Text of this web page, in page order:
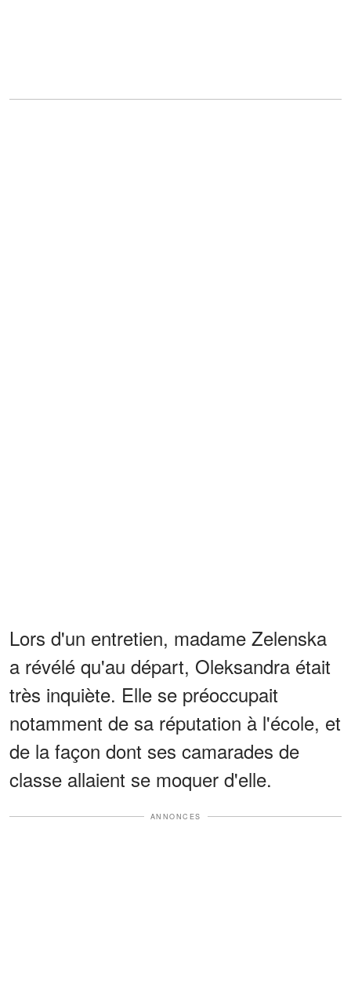
Lors d'un entretien, madame Zelenska
a révélé qu'au départ, Oleksandra était
très inquiète. Elle se préoccupait
notamment de sa réputation à l'école, et
de la façon dont ses camarades de
classe allaient se moquer d'elle.
ANNONCES